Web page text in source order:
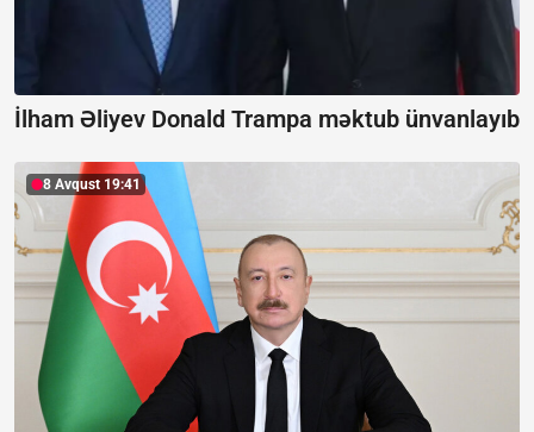
İlham Əliyev Donald Trampa məktub ünvanlayıb
8 Avqust 19:41